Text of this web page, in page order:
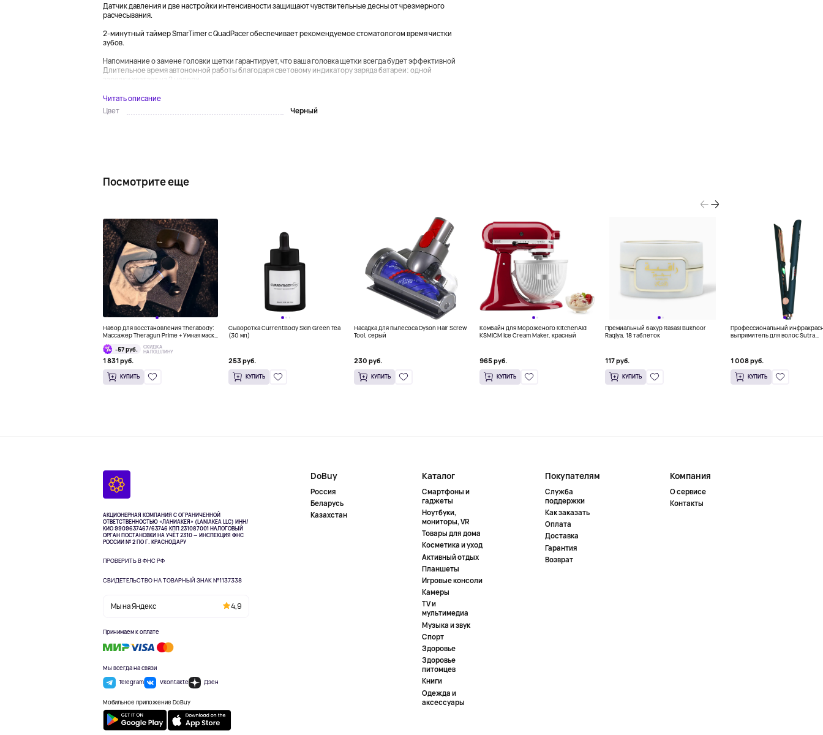
Датчик давления и две настройки интенсивности защищают чувствительные десны от чрезмерного
расчесывания.
2-минутный таймер SmarTimer с QuadPacer обеспечивает рекомендуемое стоматологом время чистки
зубов.
Напоминание о замене головки щетки гарантирует, что ваша головка щетки всегда будет эффективной
Длительное время автономной работы благодаря световому индикатору заряда батареи: одной
зарядки хватает на 2 недели....
Читать описание
Цвет
Черный
Посмотрите еще
Набор для восстановления Therabody:
Массажер Theragun Prime + Умная маска
SmartGoggles
-57 руб.
СКИДКА
НА ПОШЛИНУ
1 831 руб.
КУПИТЬ
Сыворотка CurrentBody Skin Green Tea
(30 мл)
253 руб.
КУПИТЬ
Насадка для пылесоса Dyson Hair Screw
Tool, серый
230 руб.
КУПИТЬ
Комбайн для Мороженого KitchenAid
KSMICM Ice Cream Maker, красный
965 руб.
КУПИТЬ
Премиальный бахур Rasasi Bukhoor
Raqiya, 18 таблеток
117 руб.
КУПИТЬ
Профессиональный
выпрямитель для волос Sutra
1 008 руб.
КУПИТЬ
АКЦИОНЕРНАЯ КОМПАНИЯ С ОГРАНИЧЕННОЙ
ОТВЕТСТВЕННОСТЬЮ «ЛАНИАКЕЯ» (LANIAKEA LLC) ИНН/
КИО 9909637467/63746 КПП 231087001НАЛОГОВЫЙ
ОРГАН ПОСТАНОВКИ НА УЧЁТ 2310 — ИНСПЕКЦИЯ ФНС
РОССИИ № 2 ПО Г. КРАСНОДАРУ
ПРОВЕРИТЬ В ФНС РФ
СВИДЕТЕЛЬСТВО НА ТОВАРНЫЙ ЗНАК №1137338
Мы на Яндекс 4,9
Принимаем к оплате
Мы всегда на связи
Telegram
Vkontakte Дзен
Мобильное приложение DoBuy
DoBuy
Россия
Беларусь
Казахстан
Каталог
Смартфоны и
гаджеты
Ноутбуки,
мониторы, VR
Товары для дома
Косметика и уход
Активный отдых
Планшеты
Игровые консоли
Камеры
TV и
мультимедиа
Музыка и звук
Спорт
Здоровье
Здоровье
питомцев
Книги
Одежда и
аксессуары
Покупателям
Служба
поддержки
Как заказать
Оплата
Доставка
Гарантия
Возврат
Компания
О сервисе
Контакты